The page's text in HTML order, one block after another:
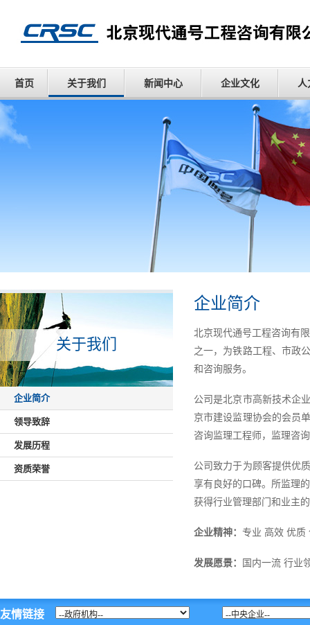
首页 关于我们 新闻中心 企业文化 人
关于我们
企业简介
领导致辞
发展历程
资质荣誉
企业简介
北京现代通号工程咨询有
之一，为铁路工程、市政
和咨询服务。
公司是北京市高新技术企
京市建设监理协会的会员
咨询监理工程师，监理咨
公司致力于为顾客提供优
享有良好的口碑。所监理
获得行业管理部门和业主
企业精神： 专业 高效 优质
发展愿景： 国内一流 行业
友情链接